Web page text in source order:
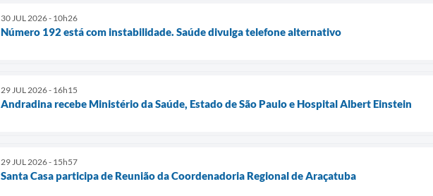
30 JUL 2026 - 10h26
Número 192 está com instabilidade. Saúde divulga telefone alternativo
29 JUL 2026 - 16h15
Andradina recebe Ministério da Saúde, Estado de São Paulo e Hospital Albert Einstein
29 JUL 2026 - 15h57
Santa Casa participa de Reunião da Coordenadoria Regional de Araçatuba